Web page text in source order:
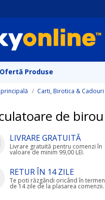
Ofertă Produse
Carti, Birotica & Cadouri
de birou
LIVRARE GRATUITĂ
Livrare gratuită pentru comenzi în
valoare de minim 99,00 LEI.
RETUR ÎN 14 ZILE
Te poti răzgândi oricând în termen
de 14 zile de la plasarea comenzii.